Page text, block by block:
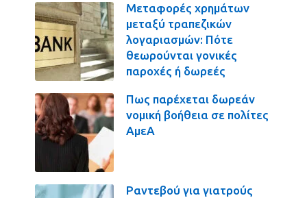
Μεταφορές χρημάτων
μεταξύ τραπεζικών
λογαριασμών: Πότε
θεωρούνται γονικές
παροχές ή δωρεές
Πως παρέχεται δωρεάν
νομική βοήθεια σε πολίτες
ΑμεΑ
Ραντεβού για γιατρούς